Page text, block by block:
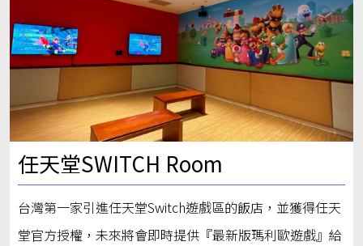
任天堂SWITCH Room
台灣第一家引進任天堂Switch遊戲區的飯店，並獲得任天
堂官方授權，未來將會即時提供『最新版瑪利歐遊戲』給